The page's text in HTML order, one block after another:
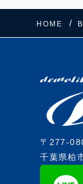
HOME
〒277-
千葉県柏